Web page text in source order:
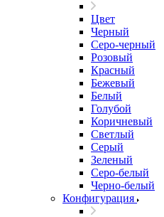
Цвет
Черный
Серо-черный
Розовый
Красный
Бежевый
Белый
Голубой
Коричневый
Светлый
Серый
Зеленый
Серо-белый
Черно-белый
Конфигурация